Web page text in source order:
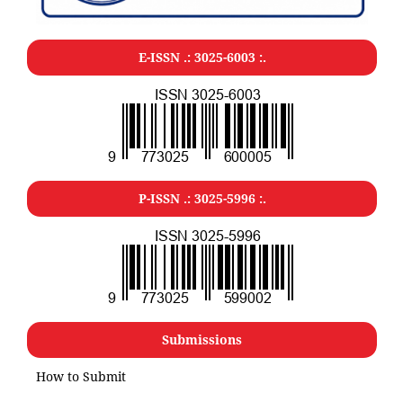
E-ISSN .: 3025-6003 :.
P-ISSN .: 3025-5996 :.
Submissions
How to Submit